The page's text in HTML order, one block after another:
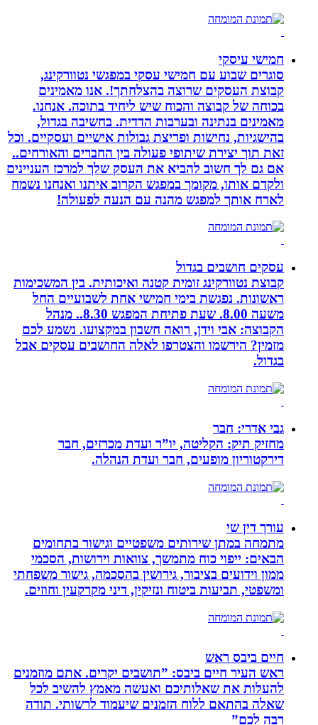
חמישי עיסקי
סוגרים שבוע עם חמישי עסקי במפגשי נטוורקינג,
קבוצת העסקים שרוצה בהצלחתך!. אנו מאמינים
בכוחה של קבוצה והכוח שיש ליחיד בתוכה. אנחנו.
מאמינים בנתינה ובערבות הדדית. בחשיבה בגדול,
בהישגיות, נחישות ופריצת גבולות אישיים ועסקיים. וכל
זאת תוך יצירת שיתופי פעולה בין החברים והאורחים..
אם גם לך חשוב להביא את העסק שלך למרכז העניינים
ולקדם אותו, מקומך במפגש הקרוב איתנו ואנחנו נשמח
לארח אותך למפגש מהנה עם הנעה לפעולה!
עסקים חושבים בגדול
קבוצת נטוורקינג זומית קטנה ואיכותית. בין המשכימות
ראשונות. נפגשת בימי חמישי אחת לשבועיים החל
משעה 8.00. שעת פתיחת המפגש 8.30.. מנהל
הקבוצה: אבי וידן, רואה חשבון במקצועו. נשמע לכם
מזמין? הירשמו והצטרפו לאלה החושבים עסקים אבל
בגדול.
גבי אדרי: חבר
מחזיק תיק: הקליטה, יו”ר ועדת מכרזים, חבר
דירקטוריון מופעים, חבר ועדת הנהלה.
עורך דין שי
מתמחה במתן שירותים משפטיים וגישור בתחומים
הבאים: ייפוי כוח מתמשך, צוואות וירושות, הסכמי
ממון וידועים בציבור, גירושין בהסכמה, גישור משפחתי
ומשפטי, תביעות ביטוח ונזיקין, דיני מקרקעין וחוזים.
חיים ביבס ראש
ראש העיר חיים ביבס: ”תושבים יקרים. אתם מוזמנים
להעלות את שאלותיכם ואעשה מאמץ להשיב לכל
שאלה בהתאם ללוח הזמנים שיעמוד לרשותי. תודה
רבה לכם”